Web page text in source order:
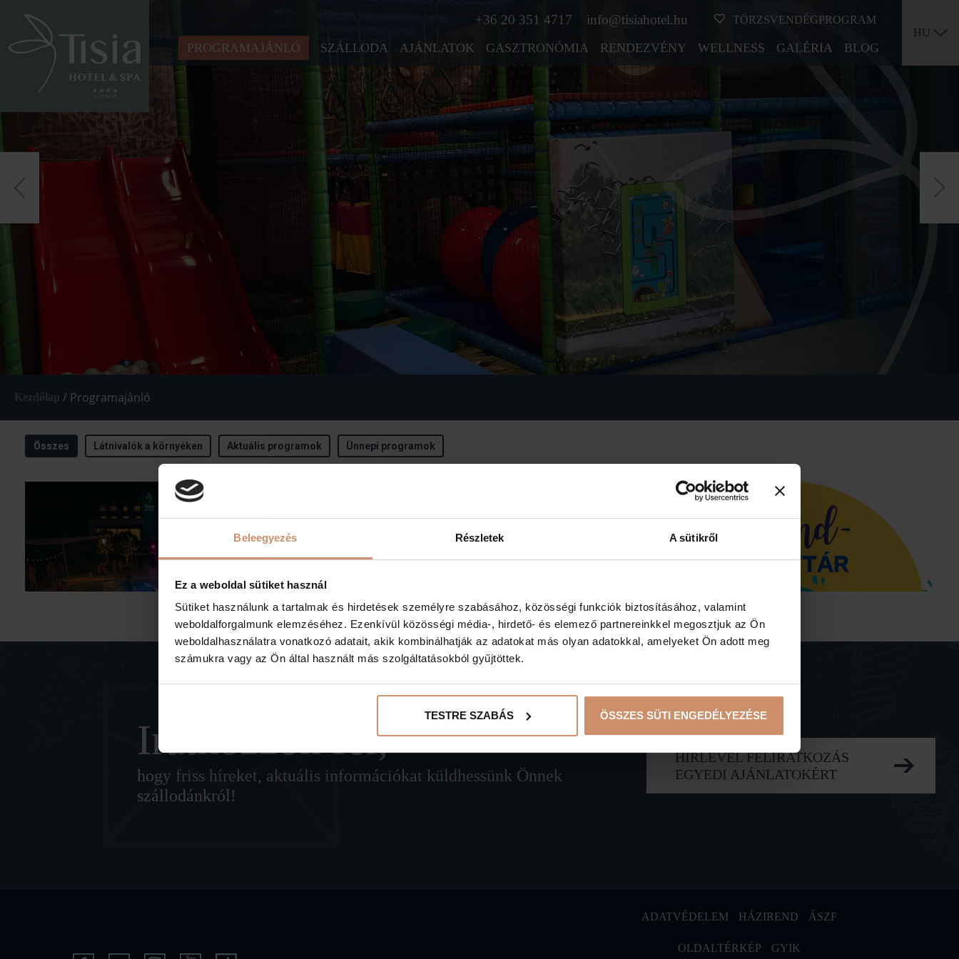
Beleegyezés Részletek A sütikről
Ez a weboldal sütiket használ
Sütiket használunk a tartalmak és hirdetések személyre szabásához, közösségi funkciók biztosításához, valamint
weboldalforgalmunk elemzéséhez. Ezenkívül közösségi média-, hirdető- és elemező partnereinkkel megosztjuk az Ön
weboldalhasználatra vonatkozó adatait, akik kombinálhatják az adatokat más olyan adatokkal, amelyeket Ön adott meg
számukra vagy az Ön által használt más szolgáltatásokból gyűjtöttek.
TESTRE SZABÁS ÖSSZES SÜTI ENGEDÉLYEZÉSE
+36 20 351 4717 info@tisiahotel.hu TÖRZSVENDÉGPROGRAM
PROGRAMAJÁNLÓ SZÁLLODA AJÁNLATOK GASZTRONÓMIA RENDEZVÉNY WELLNESS GALÉRIA BLOG
HU
/ Programajánló
Iratkozzon fel,
hogy friss híreket, aktuális információkat küldhessünk Önnek
szállodánkról!
HÍRLEVÉL FELIRATKOZÁS
EGYEDI AJÁNLATOKÉRT
ADATVÉDELEM HÁZIREND ÁSZF
OLDALTÉRKÉP GYIK